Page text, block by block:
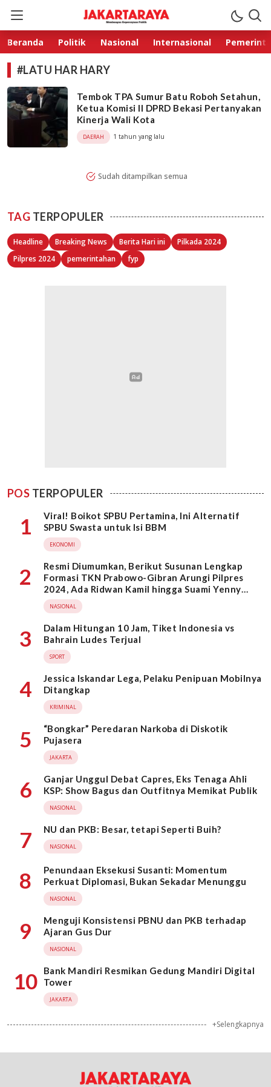
Jakarta Raya
Membangun Kepercayaan Publik
Beranda Politik Nasional Internasional
#LATU HAR HARY
Tembok TPA Sumur Batu Roboh Setahun,
Ketua Komisi II DPRD Bekasi Pertanyakan
Kinerja Wali Kota
DAERAH 1 tahun yang lalu
Sudah ditampilkan semua
TAG TERPOPULER
Headline Breaking News Berita Hari ini
Pilkada 2024
Pilpres 2024
pemerintahan fyp
POS TERPOPULER
1
Viral! Boikot SPBU Pertamina, Ini Alternatif
SPBU Swasta untuk Isi BBM
EKONOMI
2
Resmi Diumumkan, Berikut Susunan Lengkap
Formasi TKN Prabowo-Gibran Arungi Pilpres
2024, Ada Ridwan Kamil hingga Suami Yenny
Wahid
NASIONAL
3
Dalam Hitungan 10 Jam, Tiket Indonesia vs
Bahrain Ludes Terjual
SPORT
4
Jessica Iskandar Lega, Pelaku Penipuan Mobilnya
Ditangkap
KRIMINAL
5
“Bongkar” Peredaran Narkoba di Diskotik
Pujasera
JAKARTA
6
Ganjar Unggul Debat Capres, Eks Tenaga Ahli
KSP: Show Bagus dan Outfitnya Memikat Publik
NASIONAL
7 NU dan PKB: Besar, tetapi Seperti Buih?
NASIONAL
8
Penundaan Eksekusi Susanti: Momentum
Perkuat Diplomasi, Bukan Sekadar Menunggu
NASIONAL
9
Menguji Konsistensi PBNU dan PKB terhadap
Ajaran Gus Dur
NASIONAL
10
Bank Mandiri Resmikan Gedung Mandiri Digital
Tower
JAKARTA
+Selengkapnya